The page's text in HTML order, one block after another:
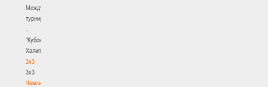
Международный
турнир
-
"Кубок
Халипского"
3x3
3x3
Чемпионат